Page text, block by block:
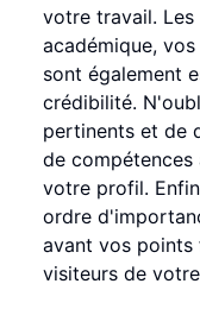
votre travail.
académique,
sont également
crédibilité.
pertinents et de
de
votre profil.
ordre
avant vos
visiteurs de